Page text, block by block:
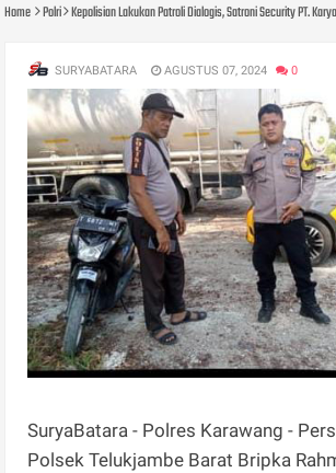
Home Polri Kepolisian Lakukan Patroli Dialogis, Satroni Security PT.
SURYABATARA AGUSTUS 07, 2024 0
SuryaBatara - Polres Karawang -
Polsek Telukjambe Barat Bripka